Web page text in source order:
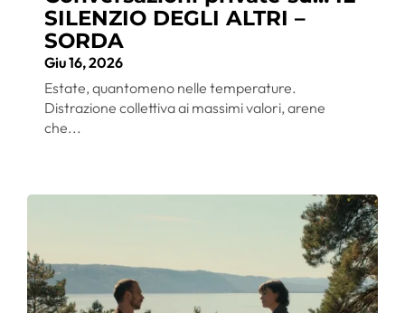
SILENZIO DEGLI ALTRI –
SORDA
Giu 16, 2026
Estate, quantomeno nelle temperature.
Distrazione collettiva ai massimi valori, arene
che...